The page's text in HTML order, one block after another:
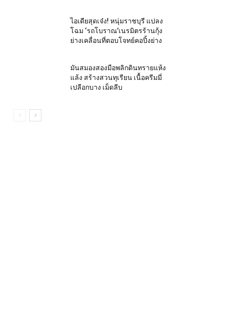
ไอเดียสุดเจ๋ง! หนุ่มราชบุรี แปลง
โฉม ‘รถโบราณ’เนรมิตรร้านกุ้ง
ย่างเคลื่อนที่ตอบโจทย์คอปิ้งย่าง
มันสมองสองมือพลิกดินทรายแห้ง
แล้ง สร้างสวนทุเรียน เนื้อครีมมี่
เปลือกบาง เม็ดลีบ